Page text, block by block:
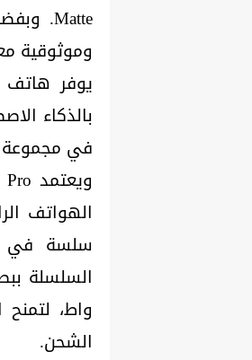
وموثوقية
بالذكاء
في مجموعة
سلسة في
واط،
الشحن.